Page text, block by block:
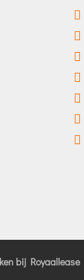
bij Royaallease